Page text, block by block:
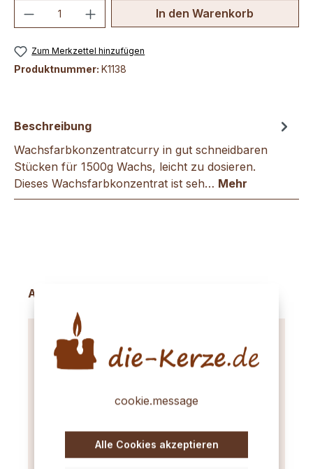
Produkt Anzahl: Gib denIn den Warenkorb
Zum Merkzettel hinzufügen
Produktnummer: K1138
Beschreibung
Wachsfarbkonzentratcurry in gut schneidbaren
Stücken für 1500g Wachs, leicht zu dosieren.
Dieses Wachsfarbkonzentrat ist seh… Mehr
Produktgalerie überspringen
Accessory Items
cookie.message
Alle Cookies akzeptieren